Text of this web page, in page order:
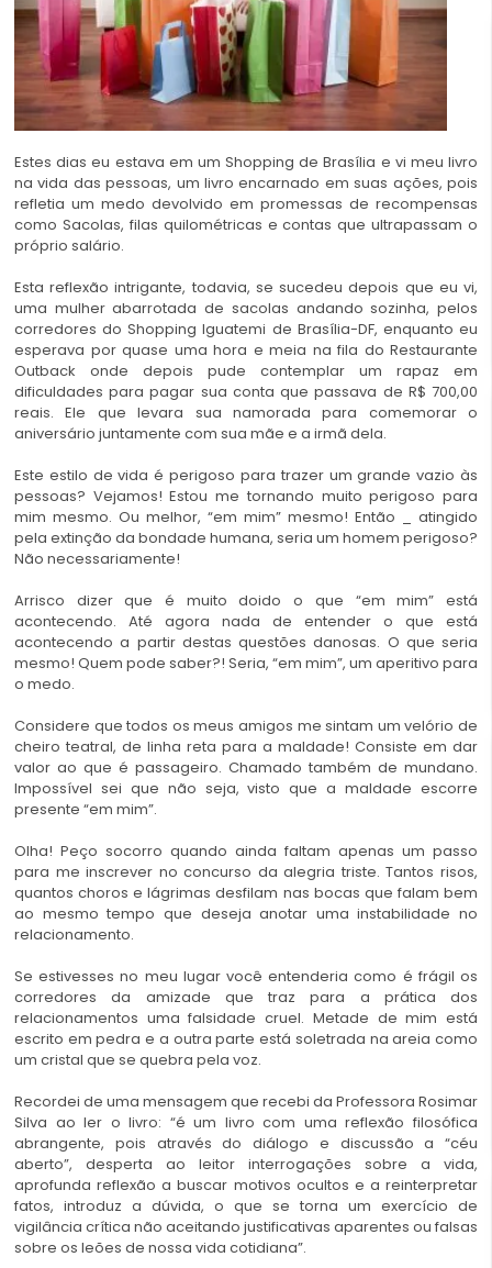
Estes dias eu estava em um Shopping de Brasília e vi meu livro
na vida das pessoas, um livro encarnado em suas ações, pois
refletia um medo devolvido em promessas de recompensas
como Sacolas, filas quilométricas e contas que ultrapassam o
próprio salário.
Esta reflexão intrigante, todavia, se sucedeu depois que eu vi,
uma mulher abarrotada de sacolas andando sozinha, pelos
corredores do Shopping Iguatemi de Brasília-DF, enquanto eu
esperava por quase uma hora e meia na fila do Restaurante
Outback onde depois pude contemplar um rapaz em
dificuldades para pagar sua conta que passava de R$ 700,00
reais. Ele que levara sua namorada para comemorar o
aniversário juntamente com sua mãe e a irmã dela.
Este estilo de vida é perigoso para trazer um grande vazio às
pessoas? Vejamos! Estou me tornando muito perigoso para
mim mesmo. Ou melhor, “em mim” mesmo! Então _ atingido
pela extinção da bondade humana, seria um homem perigoso?
Não necessariamente!
Arrisco dizer que é muito doido o que “em mim” está
acontecendo. Até agora nada de entender o que está
acontecendo a partir destas questões danosas. O que seria
mesmo! Quem pode saber?! Seria, “em mim”, um aperitivo para
o medo.
Considere que todos os meus amigos me sintam um velório de
cheiro teatral, de linha reta para a maldade! Consiste em dar
valor ao que é passageiro. Chamado também de mundano.
Impossível sei que não seja, visto que a maldade escorre
presente “em mim”.
Olha! Peço socorro quando ainda faltam apenas um passo
para me inscrever no concurso da alegria triste. Tantos risos,
quantos choros e lágrimas desfilam nas bocas que falam bem
ao mesmo tempo que deseja anotar uma instabilidade no
relacionamento.
Se estivesses no meu lugar você entenderia como é frágil os
corredores da amizade que traz para a prática dos
relacionamentos uma falsidade cruel. Metade de mim está
escrito em pedra e a outra parte está soletrada na areia como
um cristal que se quebra pela voz.
Recordei de uma mensagem que recebi da Professora Rosimar
Silva ao ler o livro: “é um livro com uma reflexão filosófica
abrangente, pois através do diálogo e discussão a “céu
aberto”, desperta ao leitor interrogações sobre a vida,
aprofunda reflexão a buscar motivos ocultos e a reinterpretar
fatos, introduz a dúvida, o que se torna um exercício de
vigilância crítica não aceitando justificativas aparentes ou falsas
sobre os leões de nossa vida cotidiana”.